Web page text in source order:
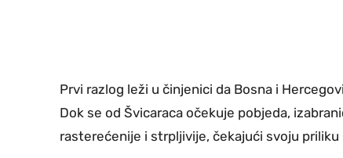
Prvi razlog leži u činjenici da Bosna i
Dok se od Švicaraca očekuje pobjeda,
rasterećenije i strpljivije, čekajući svoju